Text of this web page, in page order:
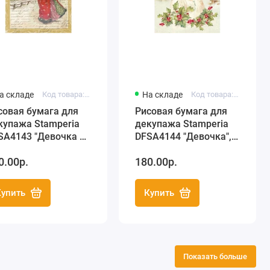
складе
бумага для
Stamperia
"Девочка с
На складе
Рисовая бумага для
декупажа Stamperia
DFSA4144 "Девочка",
180.00р.
Купить
Показать больше